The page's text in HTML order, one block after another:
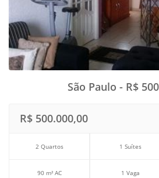
São Paulo - R$
R$ 500.000,00
2 Quartos 1 Suítes
90 m² AC 1 Vaga